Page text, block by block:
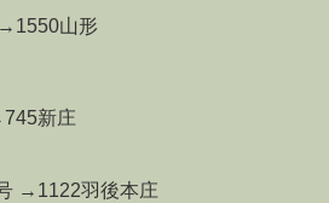
山形
新庄
→1122羽後本庄